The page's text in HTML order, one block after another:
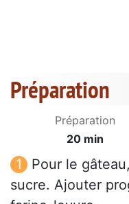
Préparation
Préparation
20 min
Pour le
sucre. Ajouter